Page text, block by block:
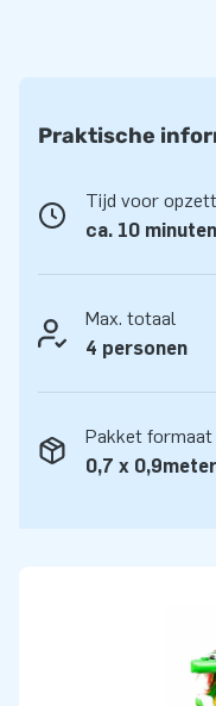
zijn verzekerd van
Praktische
Tijd voor
ca. 10 minuten
Max. totaal
4 personen
Pakket formaat
0,7 x 0,9meter